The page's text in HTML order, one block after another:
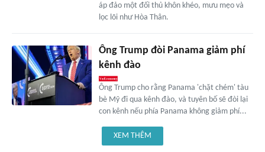
áp đảo một đối thủ khôn khéo, mưu mẹo và
lọc lõi như Hòa Thân.
Ông Trump đòi Panama giảm phí
kênh đào
Ông Trump cho rằng Panama 'chặt chém' tàu
bè Mỹ đi qua kênh đào, và tuyên bố sẽ đòi lại
con kênh nếu phía Panama không giảm phí...
XEM THÊM